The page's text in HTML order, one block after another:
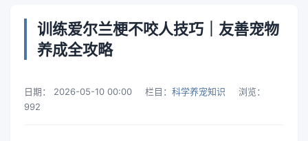
训练爱尔兰梗不咬人技巧｜友善宠物
养成全攻略
日期： 2026-05-10 00:00 栏目： 科学养宠知识
浏览：
992